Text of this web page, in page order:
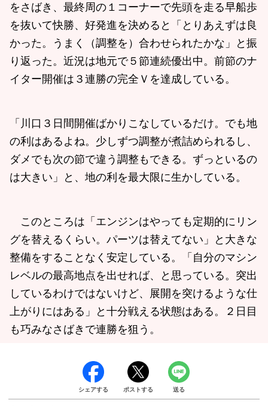
をさばき、最終周の１コーナーで先頭を走る早船歩
を抜いて快勝、好発進を決めると「とりあえずは良
かった。うまく（調整を）合わせられたかな」と振
り返った。近況は地元で５節連続優出中。前節のナ
イター開催は３連勝の完全Ｖを達成している。
「川口３日間開催ばかりこなしているだけ。でも地
の利はあるよね。少しずつ調整が煮詰められるし、
ダメでも次の節で違う調整もできる。ずっといるの
は大きい」と、地の利を最大限に生かしている。
このところは「エンジンはやっても定期的にリン
グを替えるくらい。パーツは替えてない」と大きな
整備をすることなく安定している。「自分のマシン
レベルの最高地点を出せれば、と思っている。突出
しているわけではないけど、展開を突けるような仕
上がりにはある」と十分戦える状態はある。２日目
も巧みなさばきで連勝を狙う。
シェアする ポストする 送る